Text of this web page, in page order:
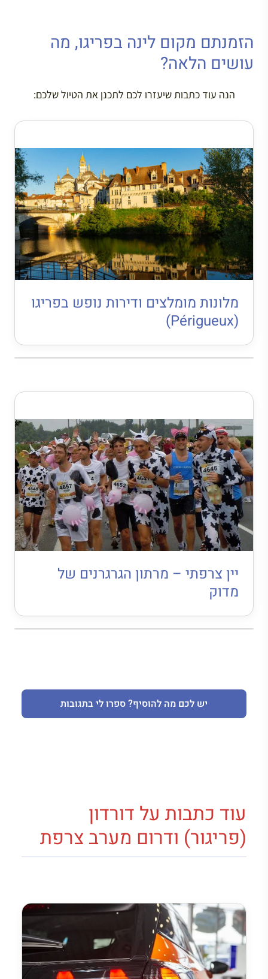
הזמנתם מקום לינה בפריגו, מה
עושים הלאה?
הנה עוד כתבות שיעזרו לכם לתכנן את הטיול שלכם:
מלונות מומלצים ודירות נופש בפריגו
(Périgueux)
יין צרפתי – מרתון הגרגרנים של
מדוק
יש לכם מה להוסיף? ספרו לי בתגובות
עוד כתבות על דורדון
(פריגור) ודרום מערב צרפת